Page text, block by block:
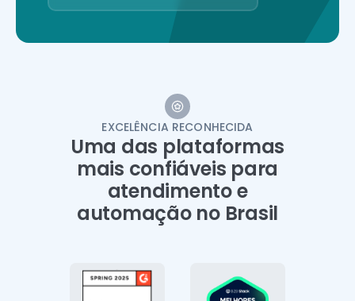
EXCELÊNCIA RECONHECIDA
Uma das plataformas
mais confiáveis para
atendimento e
automação no Brasil